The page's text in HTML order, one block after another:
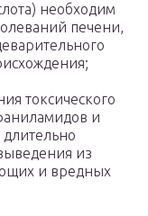
необходим
печени,
токсического
и
из
и вредных